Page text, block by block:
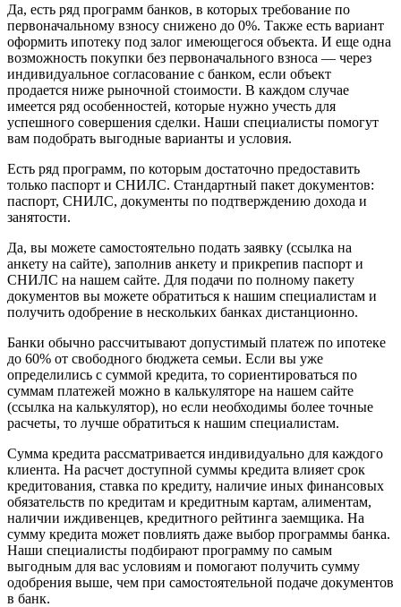
Да, есть ряд программ банков, в которых требование по
первоначальному взносу снижено до 0%. Также есть вариант
оформить ипотеку под залог имеющегося объекта. И еще одна
возможность покупки без первоначального взноса — через
индивидуальное согласование с банком, если объект
продается ниже рыночной стоимости. В каждом случае
имеется ряд особенностей, которые нужно учесть для
успешного совершения сделки. Наши специалисты помогут
вам подобрать выгодные варианты и условия.
Есть ряд программ, по которым достаточно предоставить
только паспорт и СНИЛС. Стандартный пакет документов:
паспорт, СНИЛС, документы по подтверждению дохода и
занятости.
Да, вы можете самостоятельно подать заявку (ссылка на
анкету на сайте), заполнив анкету и прикрепив паспорт и
СНИЛС на нашем сайте. Для подачи по полному пакету
документов вы можете обратиться к нашим специалистам и
получить одобрение в нескольких банках дистанционно.
Банки обычно рассчитывают допустимый платеж по ипотеке
до 60% от свободного бюджета семьи. Если вы уже
определились с суммой кредита, то сориентироваться по
суммам платежей можно в калькуляторе на нашем сайте
(ссылка на калькулятор), но если необходимы более точные
расчеты, то лучше обратиться к нашим специалистам.
Сумма кредита рассматривается индивидуально для каждого
клиента. На расчет доступной суммы кредита влияет срок
кредитования, ставка по кредиту, наличие иных финансовых
обязательств по кредитам и кредитным картам, алиментам,
наличии иждивенцев, кредитного рейтинга заемщика. На
сумму кредита может повлиять даже выбор программы банка.
Наши специалисты подбирают программу по самым
выгодным для вас условиям и помогают получить сумму
одобрения выше, чем при самостоятельной подаче документов
в банк.